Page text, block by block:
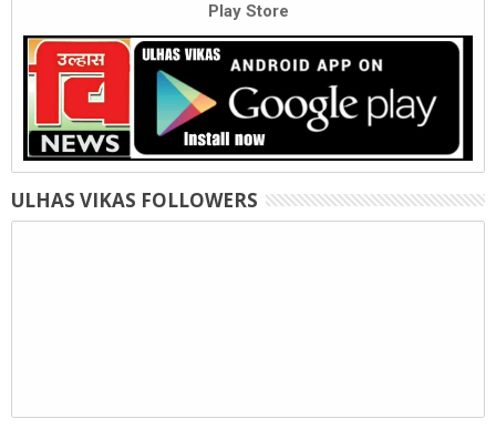
Play Store
ULHAS VIKAS FOLLOWERS